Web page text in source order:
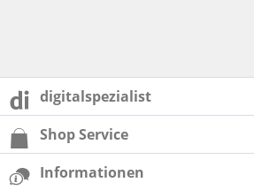
digitalspezialist
Shop Service
Informationen